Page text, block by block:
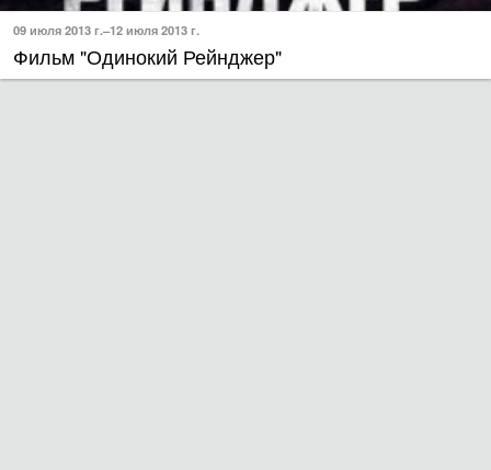
09 июля 2013 г.–12 июля 2013 г.
Фильм "Одинокий Рейнджер"